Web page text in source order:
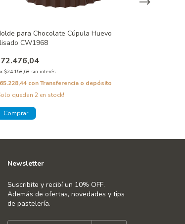
para Chocolate Cúpula Huevo
CW1968
x $24.158,68 sin interés
conTransferencia o depósito
quedan 2 en stock!
Newsletter
Suscribite y recibí un 10% OFF.
Además de ofertas, novedades y tips
de pastelería.